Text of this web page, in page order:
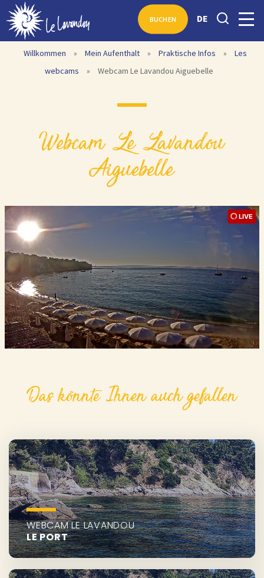
BUCHEN DE
Willkommen » Mein Aufenthalt » Praktische Infos »
Les
webcams
» Webcam Le Lavandou Aiguebelle
Webcam Le Lavandou
Aiguebelle
Das könnte Ihnen auch gefallen
WEBCAM LE LAVANDOU
LE PORT